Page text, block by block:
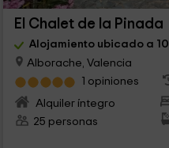
El Chalet de la Pinada
Alojamiento ubicado a
Alborache, Valencia
1 opiniones
Alquiler íntegro
25 personas